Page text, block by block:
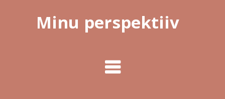
Minu perspektiiv